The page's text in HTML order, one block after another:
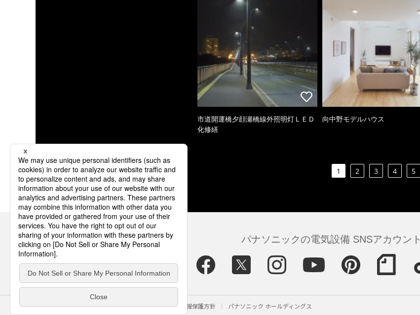
市道開運橋夕顔瀬橋線外照明灯ＬＥＤ
化修繕
向中野モデルハウス
1 2 3 4 5
パナソニックの電気設備 SNSアカウント
サイトのご利用にあたって クッキーポリシー 個人情報保護方針 パナソニック ホールディングス